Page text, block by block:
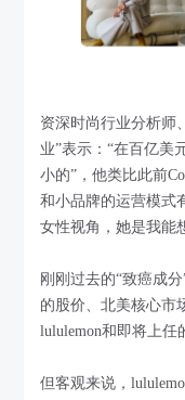
资深时尚行业分析师
业”表示：“在百亿美
小的”，他类比此前
和小品牌的运营模式
女性视角，她是我能
刚刚过去的“致癌成
的股价、北美核心市
lululemon和即将上任
但客观来说，